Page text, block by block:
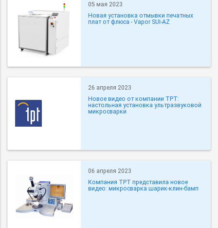
05 мая 2023
Новая установка отмывки печатных
плат от флюса - Vapor SUI-AZ
26 апреля 2023
Новое видео от компании ТРТ:
настольная установка ультразвуковой
микросварки
06 апреля 2023
Компания TPT представила новое
видео: микросварка шарик-клин-бамп